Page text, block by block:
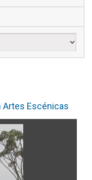
Artes Escénicas